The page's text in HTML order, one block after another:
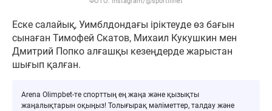
Еске салайық, Уимблдондағы іріктеуде өз бағын
сынаған Тимофей Скатов, Михаил Кукушкин мен
Дмитрий Попко алғашқы кезеңдерде жарыстан
шығып қалған.
Arena Olimpbet-те спорттың ең жаңа және қызықты
жаңалықтарын оқыңыз! Толығырақ мәліметтер, талдау және